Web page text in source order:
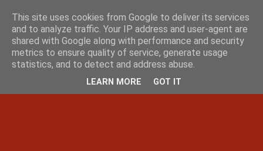
This site uses cookies from Google to deliver its services
and to analyze traffic. Your IP address and user-agent are
shared with Google along with performance and security
metrics to ensure quality of service, generate usage
statistics, and to detect and address abuse.
LEARN MORE GOT IT